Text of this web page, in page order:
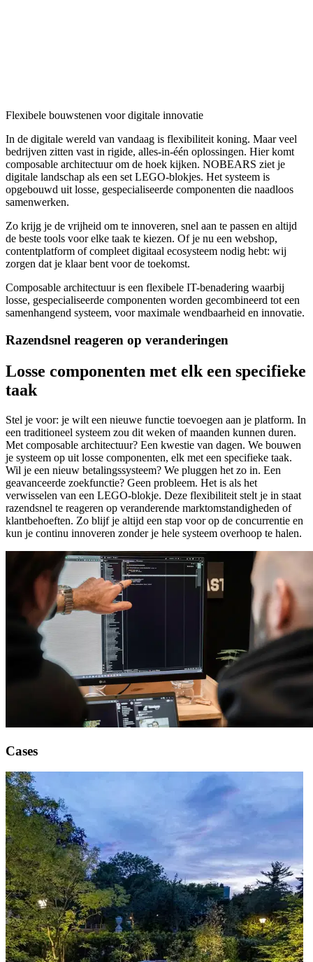
Flexibele bouwstenen voor digitale innovatie
In de digitale wereld van vandaag is flexibiliteit koning. Maar veel
bedrijven zitten vast in rigide, alles-in-één oplossingen. Hier komt
composable architectuur om de hoek kijken. NOBEARS ziet je
digitale landschap als een set LEGO-blokjes. Het systeem is
opgebouwd uit losse, gespecialiseerde componenten die naadloos
samenwerken.
Zo krijg je de vrijheid om te innoveren, snel aan te passen en altijd
de beste tools voor elke taak te kiezen. Of je nu een webshop,
contentplatform of compleet digitaal ecosysteem nodig hebt: wij
zorgen dat je klaar bent voor de toekomst.
Composable architectuur is een flexibele IT-benadering waarbij
losse, gespecialiseerde componenten worden gecombineerd tot een
samenhangend systeem, voor maximale wendbaarheid en innovatie.
Razendsnel reageren op veranderingen
Losse componenten met elk een specifieke
taak
Stel je voor: je wilt een nieuwe functie toevoegen aan je platform. In
een traditioneel systeem zou dit weken of maanden kunnen duren.
Met composable architectuur? Een kwestie van dagen. We bouwen
je systeem op uit losse componenten, elk met een specifieke taak.
Wil je een nieuw betalingssysteem? We pluggen het zo in. Een
geavanceerde zoekfunctie? Geen probleem. Het is als het
verwisselen van een LEGO-blokje. Deze flexibiliteit stelt je in staat
razendsnel te reageren op veranderende marktomstandigheden of
klantbehoeften. Zo blijf je altijd een stap voor op de concurrentie en
kun je continu innoveren zonder je hele systeem overhoop te halen.
Cases